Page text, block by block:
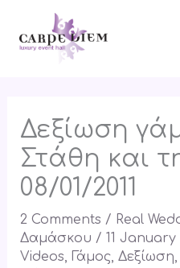
Δεξίωση
Στάθη και
08/01/2011
2 Comments / Real
Δαμάσκου / 11 January
Videos, Γάμος, Δεξίωση,